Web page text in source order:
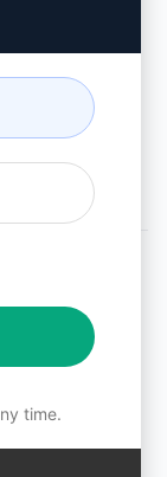
are the
registered
time.